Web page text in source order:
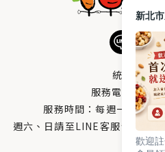
統編：
服務電話：
服務時間：每週一至週五
週六、日請至LINE客服留言
新北
歡迎